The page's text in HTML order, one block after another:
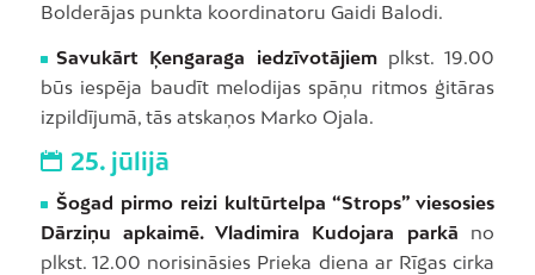
Bolderājas punkta koordinatoru Gaidi Balodi.
Savukārt Ķengaraga iedzīvotājiemplkst. 19.00
būs iespēja baudīt melodijas spāņu ritmos ģitāras
izpildījumā, tās atskaņos Marko Ojala.
25. jūlijā
Šogad pirmo reizi kultūrtelpa “Strops” viesosies
Dārziņu apkaimē. Vladimira Kudojara parkā no
plkst. 12.00 norisināsies Prieka diena ar Rīgas cirka